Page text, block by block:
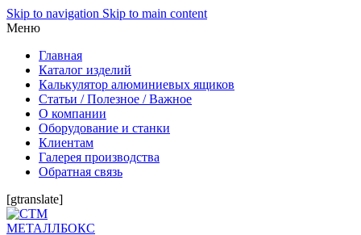
Skip to navigation Skip to main content
Меню
Главная
Каталог изделий
Калькулятор алюминиевых ящиков
Статьи / Полезное / Важное
О компании
Оборудование и станки
Клиентам
Галерея производства
Обратная связь
[gtranslate]